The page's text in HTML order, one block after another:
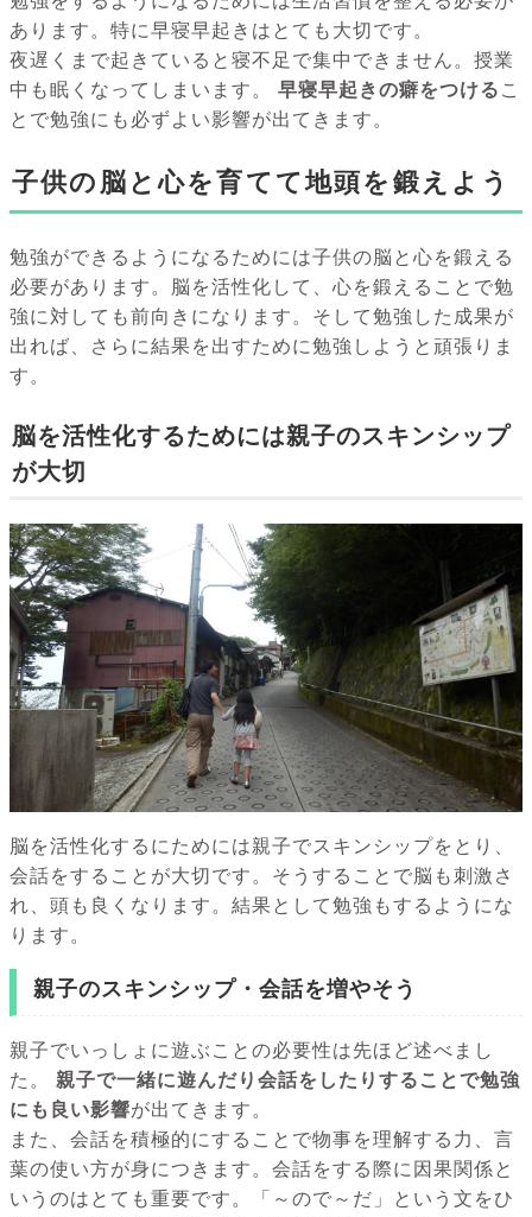
あります。特に早寝早起きはとても大切です。
夜遅くまで起きていると寝不足で集中できません。授業
中も眠くなってしまいます。
早寝早起きの癖をつける こ
とで勉強にも必ずよい影響が出てきます。
子供の脳と心を育てて地頭を鍛えよう
勉強ができるようになるためには子供の脳と心を鍛える
必要があります。脳を活性化して、心を鍛えることで勉
強に対しても前向きになります。そして勉強した成果が
出れば、さらに結果を出すために勉強しようと頑張りま
す。
脳を活性化するためには親子のスキンシップ
が大切
脳を活性化するにためには親子でスキンシップをとり、
会話をすることが大切です。そうすることで脳も刺激さ
れ、頭も良くなります。結果として勉強もするようにな
ります。
親子のスキンシップ・会話を増やそう
親子でいっしょに遊ぶことの必要性は先ほど述べまし
た。
親子で一緒に遊んだり会話をしたりすることで勉強
にも良い影響が出てきます。
また、会話を積極的にすることで物事を理解する力、言
葉の使い方が身につきます。会話をする際に因果関係と
いうのはとても重要です。「～ので～だ」という文をひ